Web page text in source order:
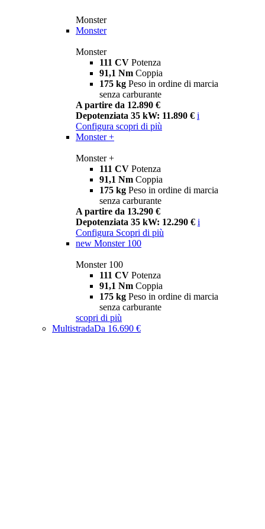
Monster
Monster
Monster
111 CV Potenza
91,1 Nm Coppia
175 kg Peso in ordine di marcia
senza carburante
A partire da 12.890 €
Depotenziata 35 kW: 11.890 € i
Configura scopri di più
Monster +
Monster +
111 CV Potenza
91,1 Nm Coppia
175 kg Peso in ordine di marcia
senza carburante
A partire da 13.290 €
Depotenziata 35 kW: 12.290 € i
Configura Scopri di più
new Monster 100
Monster 100
111 CV Potenza
91,1 Nm Coppia
175 kg Peso in ordine di marcia
senza carburante
scopri di più
MultistradaDa 16.690 €